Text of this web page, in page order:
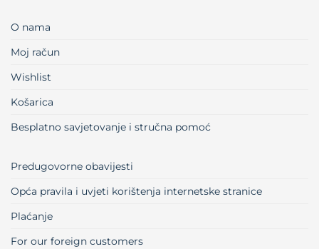
O nama
Moj račun
Wishlist
Košarica
Besplatno savjetovanje i stručna pomoć
Predugovorne obavijesti
Opća pravila i uvjeti korištenja internetske stranice
Plaćanje
For our foreign customers